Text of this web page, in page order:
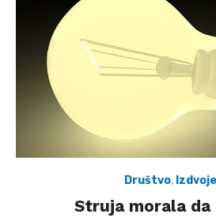
Društvo,
Struja morala da